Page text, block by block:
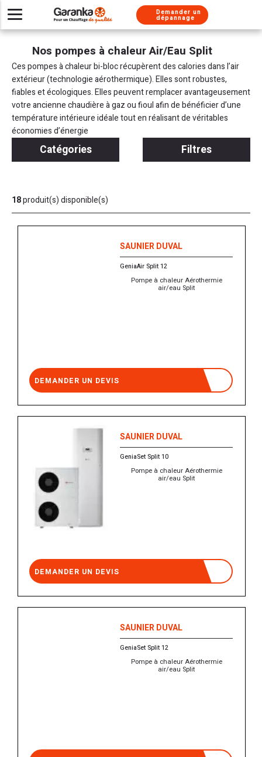
Aller au menu
Aller au contenuDemander un
dépannage
Chaudière gaz
Pompe à chaleur
Chaudière fioul
Chauffe-eau thermodynamique
Chaudière gaz
Chauffe-eau gaz
Pompe à chaleur
Chauffe-eau thermodynamique
Besoin de conseils
Chaudière gaz
Pompe à chaleur
Installation Thermostat
Pompes à chaleur
Climatisations réversibles
Nos métiers
Nos services
Nos labels
Nos pompes à chaleur Air/Eau Split
Ces pompes à chaleur bi-bloc récupèrent des calories dans l’air
extérieur (technologie aérothermique). Elles sont robustes,
fiables et écologiques. Elles peuvent remplacer avantageusement
votre ancienne chaudière à gaz ou fioul afin de bénéficier d’une
température intérieure idéale tout en réalisant de véritables
économies d’énergie
Catégories Filtres
18produit(s) disponible(s)
SAUNIER DUVAL
GeniaAir Split 12
Pompe à chaleur Aérothermie
air/eau Split
DEMANDER UN DEVIS
SAUNIER DUVAL
GeniaSet Split 10
Pompe à chaleur Aérothermie
air/eau Split
DEMANDER UN DEVIS
SAUNIER DUVAL
GeniaSet Split 12
Pompe à chaleur Aérothermie
air/eau Split